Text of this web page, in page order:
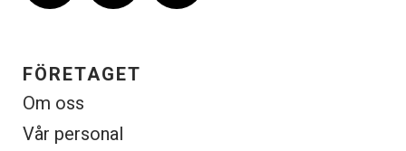
FÖRETAGET
Om oss
Vår personal